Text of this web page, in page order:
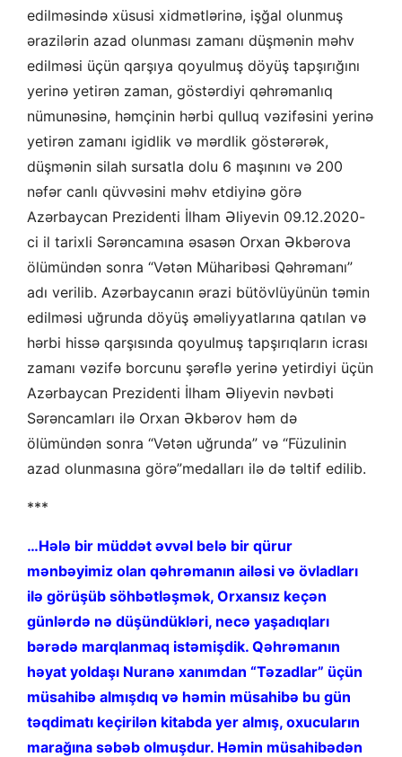
edilməsində xüsusi xidmətlərinə, işğal olunmuş
ərazilərin azad olunması zamanı düşmənin məhv
edilməsi üçün qarşıya qoyulmuş döyüş tapşırığını
yerinə yetirən zaman, göstərdiyi qəhrəmanlıq
nümunəsinə, həmçinin hərbi qulluq vəzifəsini yerinə
yetirən zamanı igidlik və mərdlik göstərərək,
düşmənin silah sursatla dolu 6 maşınını və 200
nəfər canlı qüvvəsini məhv etdiyinə görə
Azərbaycan Prezidenti İlham Əliyevin 09.12.2020-
ci il tarixli Sərəncamına əsasən Orxan Əkbərova
ölümündən sonra “Vətən Müharibəsi Qəhrəmanı”
adı verilib. Azərbaycanın ərazi bütövlüyünün təmin
edilməsi uğrunda döyüş əməliyyatlarına qatılan və
hərbi hissə qarşısında qoyulmuş tapşırıqların icrası
zamanı vəzifə borcunu şərəflə yerinə yetirdiyi üçün
Azərbaycan Prezidenti İlham Əliyevin nəvbəti
Sərəncamları ilə Orxan Əkbərov həm də
ölümündən sonra “Vətən uğrunda” və “Füzulinin
azad olunmasına görə”medalları ilə də təltif edilib.
***
…Hələ bir müddət əvvəl belə bir qürur
mənbəyimiz olan qəhrəmanın ailəsi və övladları
ilə görüşüb söhbətləşmək, Orxansız keçən
günlərdə nə düşündükləri, necə yaşadıqları
bərədə marqlanmaq istəmişdik. Qəhrəmanın
həyat yoldaşı Nuranə xanımdan “Təzadlar” üçün
müsahibə almışdıq və həmin müsahibə bu gün
təqdimatı keçirilən kitabda yer almış, oxucuların
marağına səbəb olmuşdur. Həmin müsahibədən